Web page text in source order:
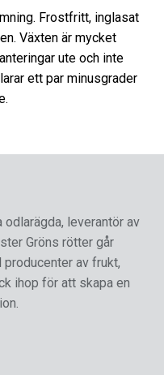
Frostfritt, inglasat
Växten är mycket
ute och inte
ett par minusgrader
leverantör av
Gröns rötter går
av frukt,
ihop för att skapa en